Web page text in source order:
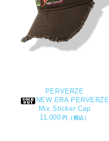
PERVERZE
NEW ERA PERVERZE
Mix Sticker Cap
11,000 円（税込）